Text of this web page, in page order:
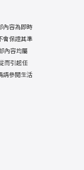
內容為即時
會保證其準
內容均屬
而引起任
請參閱生活